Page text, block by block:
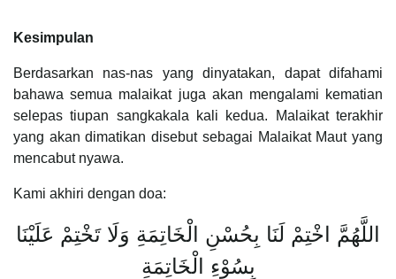
Kesimpulan
Berdasarkan nas-nas yang dinyatakan, dapat difahami
bahawa semua malaikat juga akan mengalami kematian
selepas tiupan sangkakala kali kedua. Malaikat terakhir
yang akan dimatikan disebut sebagai Malaikat Maut yang
mencabut nyawa.
Kami akhiri dengan doa:
اللَّهُمَّ اخْتِمْ لَنَا بِحُسْنِ الْخَاتِمَةِ وَلَا تَخْتِمْ عَلَيْنَا
بِسُوْءِ الْخَاتِمَةِ